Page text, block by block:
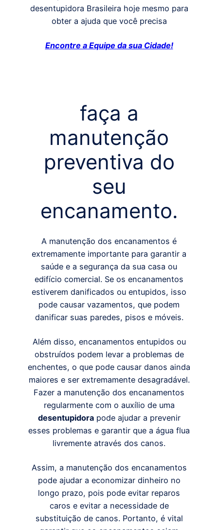
desentupidora Brasileira hoje mesmo para
obter a ajuda que você precisa
Encontre a Equipe da sua Cidade!
faça a
manutenção
preventiva do
seu
encanamento.
A manutenção dos encanamentos é
extremamente importante para garantir a
saúde e a segurança da sua casa ou
edifício comercial. Se os encanamentos
estiverem danificados ou entupidos, isso
pode causar vazamentos, que podem
danificar suas paredes, pisos e móveis.
Além disso, encanamentos entupidos ou
obstruídos podem levar a problemas de
enchentes, o que pode causar danos ainda
maiores e ser extremamente desagradável.
Fazer a manutenção dos encanamentos
regularmente com o auxílio de uma
desentupidorapode ajudar a prevenir
esses problemas e garantir que a água flua
livremente através dos canos.
Assim, a manutenção dos encanamentos
pode ajudar a economizar dinheiro no
longo prazo, pois pode evitar reparos
caros e evitar a necessidade de
substituição de canos. Portanto, é vital